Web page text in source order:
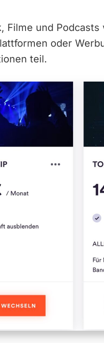
Filme und Podcasts
oder
teil.